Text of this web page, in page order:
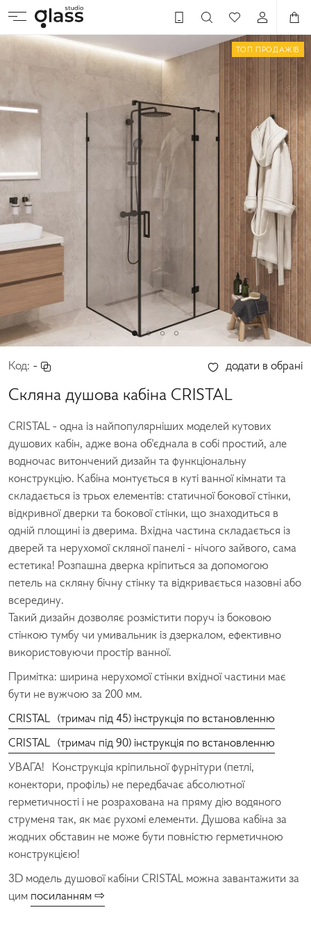
ТОП ПРОДАЖІВ
Код: - додати в обрані
Скляна душова кабіна CRISTAL
CRISTAL - одна із найпопулярніших моделей кутових
душових кабін, адже вона об'єднала в собі простий, але
водночас витончений дизайн та функціональну
конструкцію. Кабіна монтується в куті ванної кімнати та
складається із трьох елементів: статичної бокової стінки,
відкривної дверки та бокової стінки, що знаходиться в
одній площині із дверима. Вхідна частина складається із
дверей та нерухомої скляної панелі - нічого зайвого, сама
естетика! Розпашна дверка кріпиться за допомогою
петель на скляну бічну стінку та відкривається назовні або
всередину.
Такий дизайн дозволяє розмістити поруч із боковою
стінкою тумбу чи умивальник із дзеркалом, ефективно
використовуючи простір ванної.
Примітка: ширина нерухомої стінки вхідної частини має
бути не вужчою за 200 мм.
CRISTAL (тримач під 45) інструкція по встановленню
CRISTAL (тримач під 90) інструкція по встановленню
УВАГА! Конструкція кріпильної фурнітури (петлі,
конектори, профіль) не передбачає абсолютної
герметичності і не розрахована на пряму дію водяного
струменя так, як має рухомі елементи. Душова кабіна за
жодних обставин не може бути повністю герметичною
конструкцією!
3D модель душової кабіни CRISTAL можна завантажити за
цим посиланням ⇨